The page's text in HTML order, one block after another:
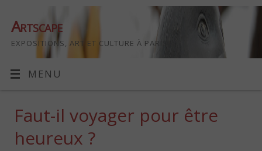
Artscape
EXPOSITIONS, ART ET CULTURE À PARIS
MENU
Faut-il voyager pour être
heureux ?